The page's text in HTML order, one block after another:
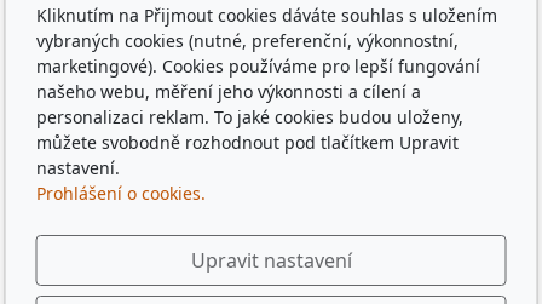
po 10 letech, sraz gymplu, sraz gymnázia, sraz ze
střední, sraz z vysoké, spolužáci, památka,
pamětihodnost, malebná místa, plates, Řím, Paříž,
Rome , Paris, München, Munig, Oktoberfest, Zapft
Kliknutím na Přijmout cookies dáváte souhlas s uložením
vybraných cookies (nutné, preferenční, výkonnostní,
marketingové). Cookies používáme pro lepší fungování
našeho webu, měření jeho výkonnosti a cílení a
personalizaci reklam. To jaké cookies budou uloženy,
můžete svobodně rozhodnout pod tlačítkem Upravit
nastavení.
Prohlášení o cookies.
Upravit nastavení